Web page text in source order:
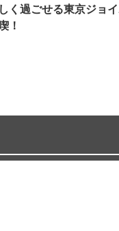
く過ごせる東京ジョ
！